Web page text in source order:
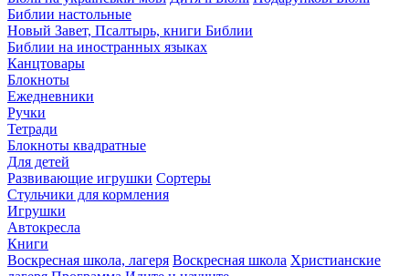
Библии настольные
Новый Завет, Псалтырь, книги Библии
Библии на иностранных языках
Канцтовары
Блокноты
Ежедневники
Ручки
Тетради
Блокноты квадратные
Для детей
Развивающие игрушки Сортеры
Стульчики для кормления
Игрушки
Автокресла
Книги
Воскресная школа, лагеря Воскресная школа Христианские